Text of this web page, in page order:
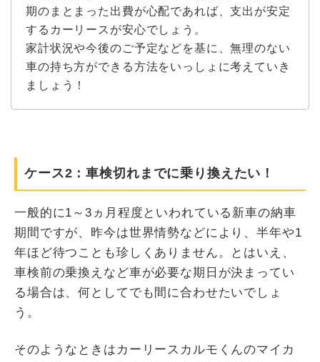
期のまとまった出費が心配であれば、支出が安定
するカーリースが安心でしょう。
家計状況や今後のご予定などを基に、無理のない
車の持ち方ができる方法をいっしょに考えていき
ましょう！
ケース2：車検切れまでに乗り換えたい！
一般的に1～3ヵ月程度といわれている新車の納車
期間ですが、昨今は世界情勢などにより、半年や1
年ほど待つことも珍しくありません。とはいえ、
車検前の乗換えなど車が必要な期日が決まってい
る場合は、何としてでも間に合わせたいでしょ
う。
そのようなときはカーリースカルモくんのマイカ